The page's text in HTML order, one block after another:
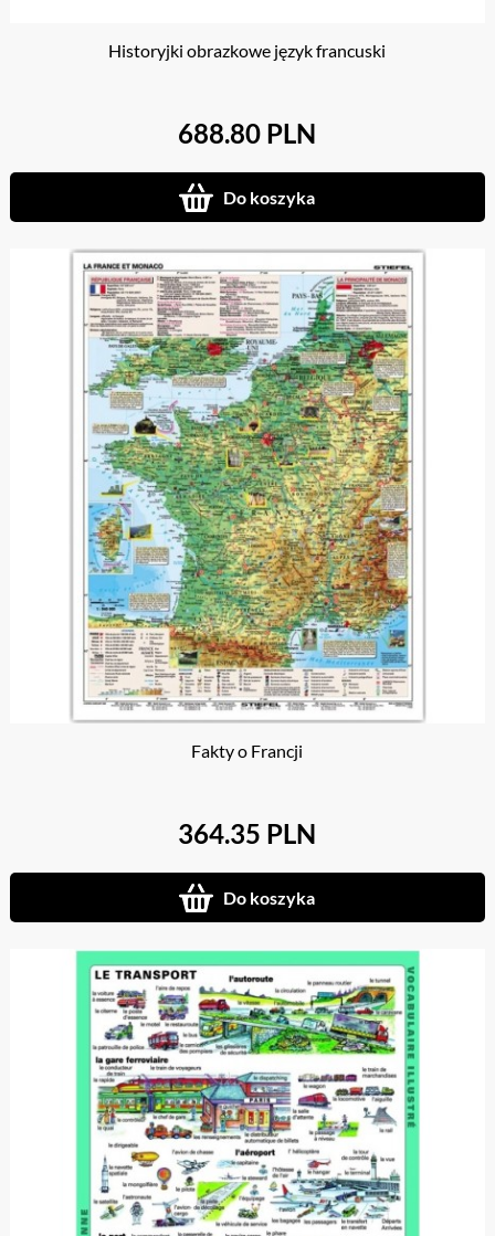
Historyjki obrazkowe język francuski
688.80 PLN
Do koszyka
Fakty o Francji
364.35 PLN
Do koszyka